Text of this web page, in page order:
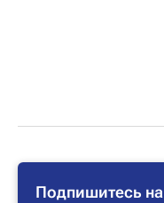
Подпишитесь